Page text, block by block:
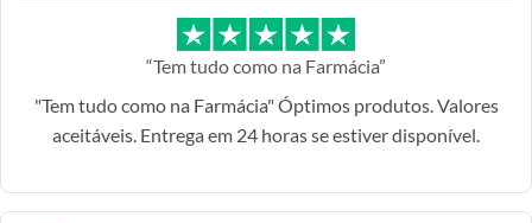
“Tem tudo como na Farmácia”
"Tem tudo como na Farmácia" Óptimos produtos. Valores
aceitáveis. Entrega em 24 horas se estiver disponível.